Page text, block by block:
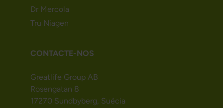
Dr Mercola
Tru Niagen
CONTACTE-NOS
Greatlife Group AB
Rosengatan 8
17270 Sundbyberg, Suécia